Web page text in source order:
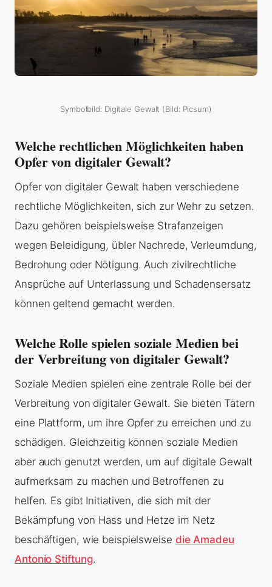
Symbolbild: Digitale Gewalt (Bild: Picsum)
Welche rechtlichen Möglichkeiten haben
Opfer von digitaler Gewalt?
Opfer von digitaler Gewalt haben verschiedene
rechtliche Möglichkeiten, sich zur Wehr zu setzen.
Dazu gehören beispielsweise Strafanzeigen
wegen Beleidigung, übler Nachrede, Verleumdung,
Bedrohung oder Nötigung. Auch zivilrechtliche
Ansprüche auf Unterlassung und Schadensersatz
können geltend gemacht werden.
Welche Rolle spielen soziale Medien bei
der Verbreitung von digitaler Gewalt?
Soziale Medien spielen eine zentrale Rolle bei der
Verbreitung von digitaler Gewalt. Sie bieten Tätern
eine Plattform, um ihre Opfer zu erreichen und zu
schädigen. Gleichzeitig können soziale Medien
aber auch genutzt werden, um auf digitale Gewalt
aufmerksam zu machen und Betroffenen zu
helfen. Es gibt Initiativen, die sich mit der
Bekämpfung von Hass und Hetze im Netz
beschäftigen, wie beispielsweise die Amadeu
Antonio Stiftung.